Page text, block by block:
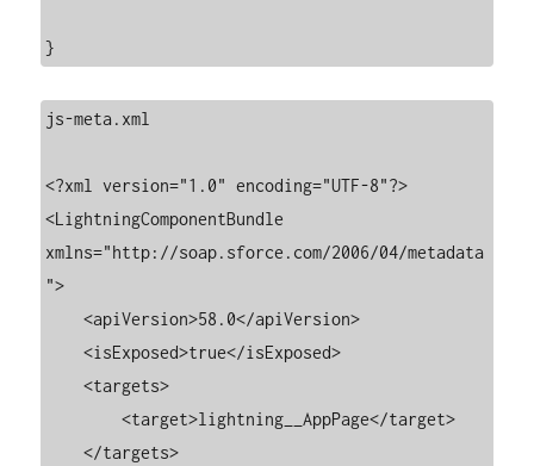
}
js-meta.xml
<?xml version="1.0" encoding="UTF-8"?>
<LightningComponentBundle
xmlns="http://soap.sforce.com/2006/04/metadata
">
    <apiVersion>58.0</apiVersion>
    <isExposed>true</isExposed>
    <targets>
        <target>lightning__AppPage</target>
    </targets>